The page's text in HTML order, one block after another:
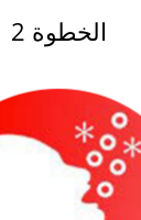
الخطوة 2